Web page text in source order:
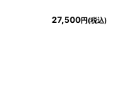
27,500円(税込)